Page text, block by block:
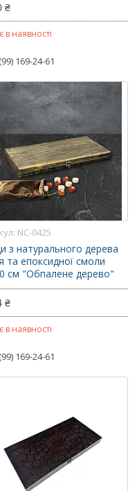
₴
в наявності
169-24-61
NC-0425
з натурального дерева
та епоксидної смоли
см "Обпалене дерево"
₴
в наявності
169-24-61